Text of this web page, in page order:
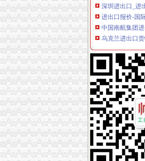
进出口报价-国
中国南航集团
乌克兰进出口
2017年海关税
进出口处
进出口商品归类
中国·宁波进出
进出口增幅全
进出口贸易_进
进出口服务_新
进出口商品信息
进出口统计
进出口_深圳进
进出口人才网-
北京进出口代